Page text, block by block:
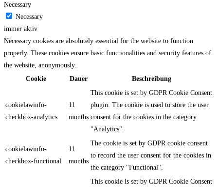
Necessary
Necessary
immer aktiv
Necessary cookies are absolutely essential for the website to function
properly. These cookies ensure basic functionalities and security features of
the website, anonymously.
Cookie
Dauer Beschreibung
cookielawinfo-
checkbox-analytics
11
months
This cookie is set by GDPR Cookie Consent
plugin. The cookie is used to store the user
consent for the cookies in the category
"Analytics".
cookielawinfo-
checkbox-functional
11
months
The cookie is set by GDPR cookie consent
to record the user consent for the cookies in
the category "Functional".
This cookie is set by GDPR Cookie Consent